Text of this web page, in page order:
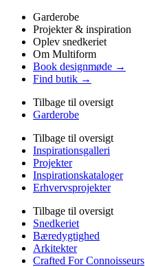
Garderobe
Projekter & inspiration
Oplev snedkeriet
Om Multiform
Book designmøde →
Find butik →
Tilbage til oversigt
Garderobe
Tilbage til oversigt
Inspirationsgalleri
Projekter
Inspirationskataloger
Erhvervsprojekter
Tilbage til oversigt
Snedkeriet
Bæredygtighed
Arkitekter
Crafted For Connoisseurs